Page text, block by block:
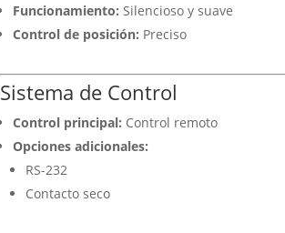
Funcionamiento: Silencioso y suave
Control de posición: Preciso
Sistema de Control
Control principal: Control remoto
Opciones adicionales:
RS-232
Contacto seco